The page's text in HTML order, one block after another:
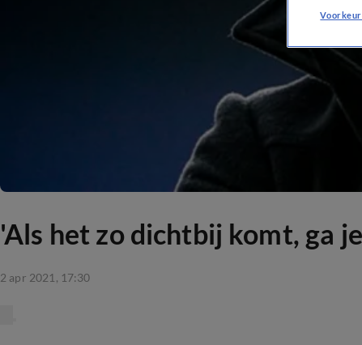
'Als het zo dichtbij komt, ga
2 apr 2021, 17:30